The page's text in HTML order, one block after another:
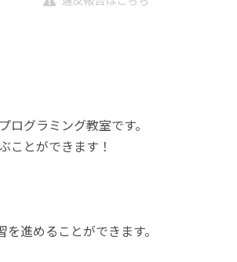
グラミング教室です。
ことができます！
進めることができます。